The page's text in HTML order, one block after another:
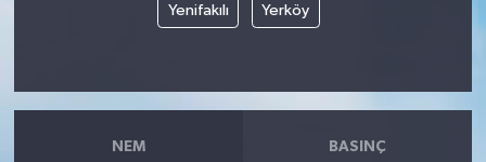
Yenifakılı Yerköy
NEM BASINÇ